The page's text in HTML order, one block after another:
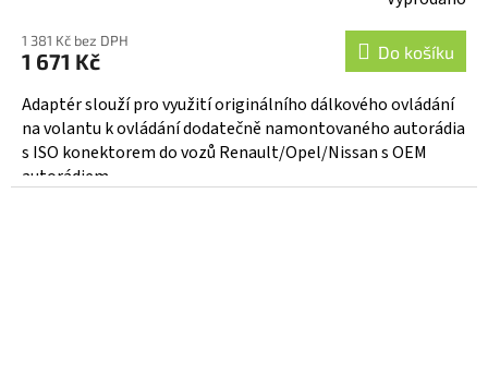
1 381 Kč bez DPH
1 671 Kč Do košíku
Adaptér slouží pro využití originálního dálkového ovládání
na volantu k ovládání dodatečně namontovaného autorádia
s ISO konektorem do vozů Renault/Opel/Nissan s OEM
autorádiem...